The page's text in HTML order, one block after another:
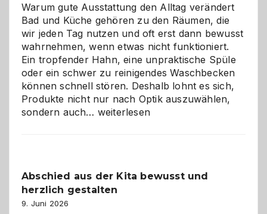
Warum gute Ausstattung den Alltag verändert
Bad und Küche gehören zu den Räumen, die
wir jeden Tag nutzen und oft erst dann bewusst
wahrnehmen, wenn etwas nicht funktioniert.
Ein tropfender Hahn, eine unpraktische Spüle
oder ein schwer zu reinigendes Waschbecken
können schnell stören. Deshalb lohnt es sich,
Produkte nicht nur nach Optik auszuwählen,
sondern auch… Bad
verstehen
weiterlesen
Abschied aus der Kita bewusst und
herzlich gestalten
9. Juni 2026